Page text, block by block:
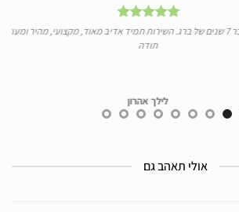
אנחנו לקוחות כבר 7 שנים של ברג. השירות תמיד אדיב מאוד, מקצועי, מהיר ומעולה.
תודה
לילך אהרון
אולי תאהב גם